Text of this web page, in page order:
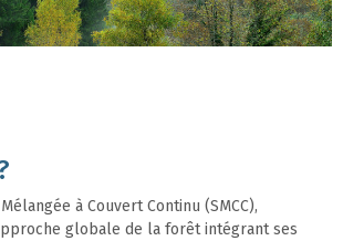
à Couvert Continu (SMCC),
globale de la forêt intégrant ses